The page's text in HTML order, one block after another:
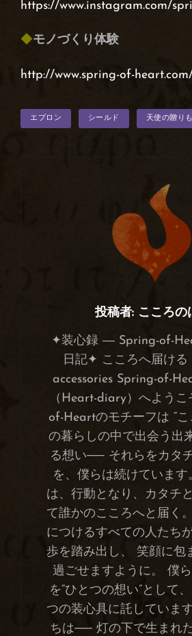
https://www.instagram.com/
◆モノづくり体験
http://www.spring-of-
エプロン シールド 天使の贈り
投稿者:こころの
✦装心録 ― Spring-of-
日記✦ こころへ届ける
accessories Spring-of-
（Heart-diary）へよう
of-Heartのモチーフは “こ
の暮らしの中で出会う出
る想い── それらをカタ
を、僕らは続けています
は、行動となり、カタチ
て誰かのこころへと届く
につけるすべての人たち
歩を踏み出し、 笑顔に包
過ごせますように。 僕
を“ひとつの想い”として
つの装心具に託していま
ちは── 灯の下で生まれ